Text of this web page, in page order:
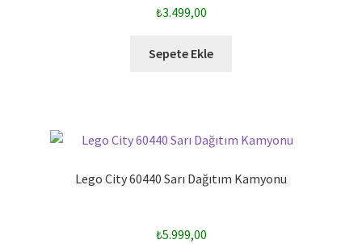
₺3.499,00
Sepete Ekle
Lego City 60440 Sarı Dağıtım Kamyonu
₺5.999,00